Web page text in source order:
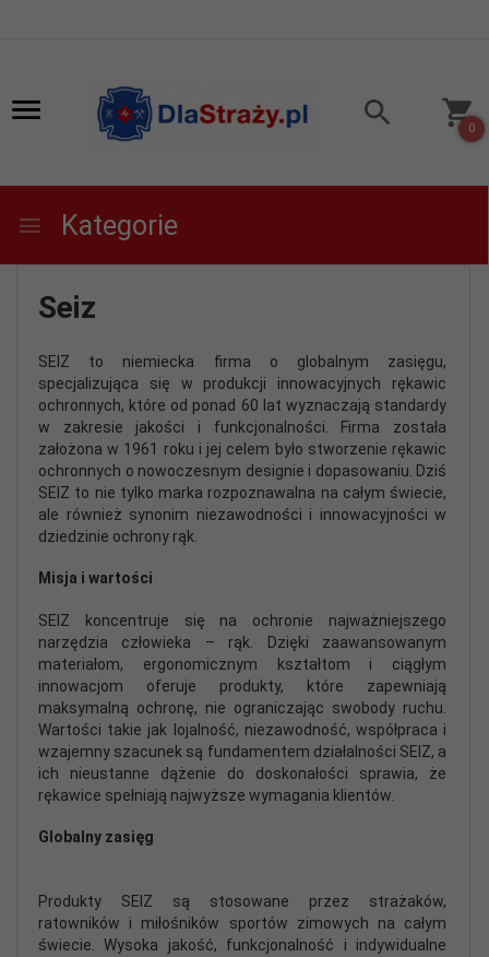
0
Kategorie
Seiz
SEIZ to niemiecka firma o globalnym zasięgu,
specjalizująca się w produkcji innowacyjnych rękawic
ochronnych, które od ponad 60 lat wyznaczają standardy
w zakresie jakości i funkcjonalności. Firma została
założona w 1961 roku i jej celem było stworzenie rękawic
ochronnych o nowoczesnym designie i dopasowaniu. Dziś
SEIZ to nie tylko marka rozpoznawalna na całym świecie,
ale również synonim niezawodności i innowacyjności w
dziedzinie ochrony rąk.
Misja i wartości
SEIZ koncentruje się na ochronie najważniejszego
narzędzia człowieka – rąk. Dzięki zaawansowanym
materiałom, ergonomicznym kształtom i ciągłym
innowacjom oferuje produkty, które zapewniają
maksymalną ochronę, nie ograniczając swobody ruchu.
Wartości takie jak lojalność, niezawodność, współpraca i
wzajemny szacunek są fundamentem działalności SEIZ, a
ich nieustanne dążenie do doskonałości sprawia, że
rękawice spełniają najwyższe wymagania klientów.
Globalny zasięg
Produkty SEIZ są stosowane przez strażaków,
ratowników i miłośników sportów zimowych na całym
świecie. Wysoka jakość, funkcjonalność i indywidualne